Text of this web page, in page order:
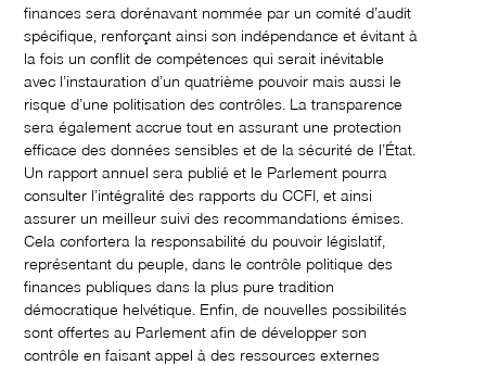
finances sera dorénavant nommée par un comité d’audit
spécifique, renforçant ainsi son indépendance et évitant à
la fois un conflit de compétences qui serait inévitable
avec l’instauration d’un quatrième pouvoir mais aussi le
risque d’une politisation des contrôles. La transparence
sera également accrue tout en assurant une protection
efficace des données sensibles et de la sécurité de l’État.
Un rapport annuel sera publié et le Parlement pourra
consulter l’intégralité des rapports du CCFI, et ainsi
assurer un meilleur suivi des recommandations émises.
Cela confortera la responsabilité du pouvoir législatif,
représentant du peuple, dans le contrôle politique des
finances publiques dans la plus pure tradition
démocratique helvétique. Enfin, de nouvelles possibilités
sont offertes au Parlement afin de développer son
contrôle en faisant appel à des ressources externes